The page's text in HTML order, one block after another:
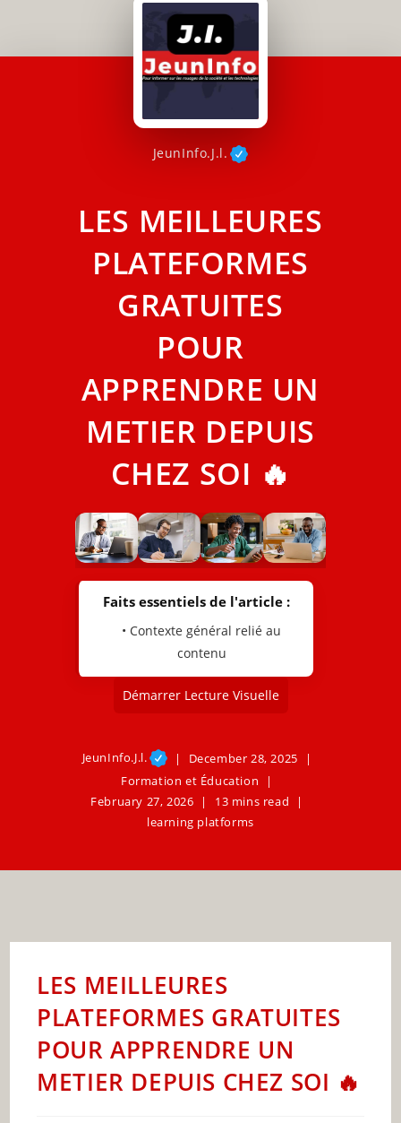
JeunInfo.J.l.
LES MEILLEURES
PLATEFORMES
GRATUITES
POUR
APPRENDRE UN
METIER DEPUIS
CHEZ SOI 🔥
Faits essentiels de l'article :
• Contexte général relié au
contenu
Démarrer Lecture Visuelle
JeunInfo.J.l.
December 28, 2025
Formation et Éducation
February 27, 2026
13 mins read
learning platforms
LES MEILLEURES
PLATEFORMES GRATUITES
POUR APPRENDRE UN
METIER DEPUIS CHEZ SOI 🔥